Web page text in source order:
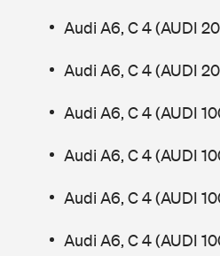
Audi A6, C 4 (AUDI
Audi A6, C 4 (AUDI
Audi A6, C 4 (AUDI
Audi A6, C 4 (AUDI
Audi A6, C 4 (AUDI
Audi A6, C 4 (AUDI